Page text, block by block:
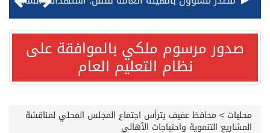
صدور مرسوم ملكي بالموافقة على نظام التعليم العامصدور مرسوم ملكي بالموافقة على
نظام التعليم العام
محليات > محافظ عفيف يترأس اجتماع المجلس المحلي لمناقشة
المشاريع التنموية واحتياجات الأهالي